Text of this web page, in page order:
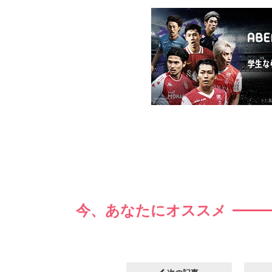
今、あなたにオススメ